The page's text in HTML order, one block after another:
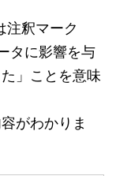
釈マーク
タに影響を与
」ことを意味
がわかりま